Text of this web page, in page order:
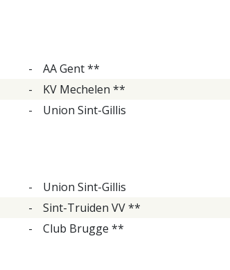
- AA Gent **
- KV Mechelen **
- Union Sint-Gillis
- Union Sint-Gillis
- Sint-Truiden VV **
- Club Brugge **